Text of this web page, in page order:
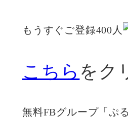
もうすぐご登録400人
こちら をク
無料FBグループ「ぷ